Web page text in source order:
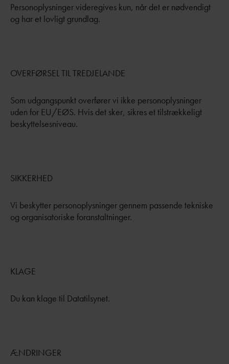
Personoplysninger videregives kun, når det er nødvendigt
og har et lovligt grundlag.
OVERFØRSEL TIL TREDJELANDE
Som udgangspunkt overfører vi ikke personoplysninger
uden for EU/EØS. Hvis det sker, sikres et tilstrækkeligt
beskyttelsesniveau.
SIKKERHED
Vi beskytter personoplysninger gennem passende tekniske
og organisatoriske foranstaltninger.
KLAGE
Du kan klage til Datatilsynet.
ÆNDRINGER